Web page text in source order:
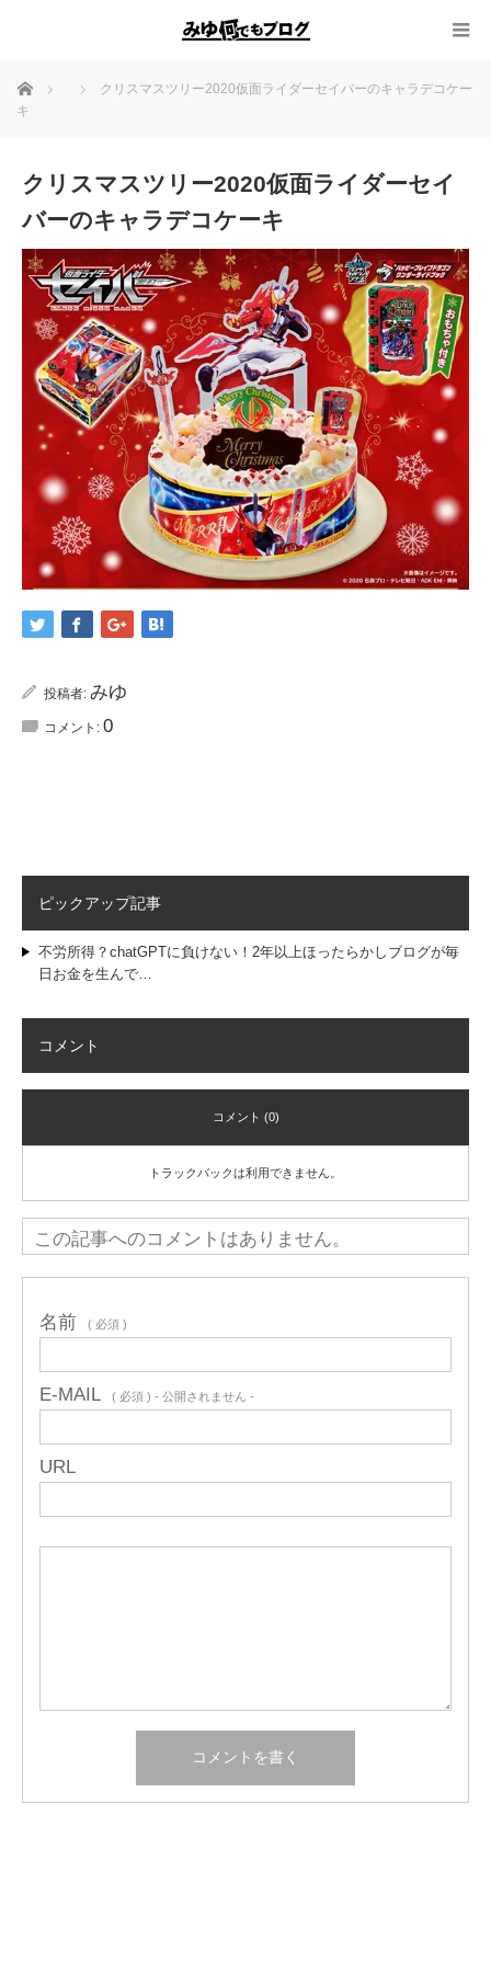
ホーム
クリスマスツリー2020仮面ライダーセイバーのキャラデコケー
キ
クリスマスツリー2020仮面ライダーセイ
バーのキャラデコケーキ
投稿者: みゆ
コメント: 0
ピックアップ記事
不労所得？chatGPTに負けない！2年以上ほったらかしブログが毎
日お金を生んで…
コメント
コメント (0)
トラックバックは利用できません。
この記事へのコメントはありません。
名前 ( 必須 )
E-MAIL ( 必須 ) - 公開されません -
URL